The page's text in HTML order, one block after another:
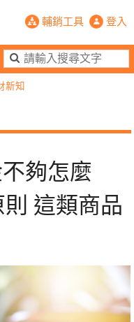
財｜退休金不夠怎麼辦？
輔銷工具 登入
懂生活
銷工具 活動專區
新知
夠怎麼
這類商品